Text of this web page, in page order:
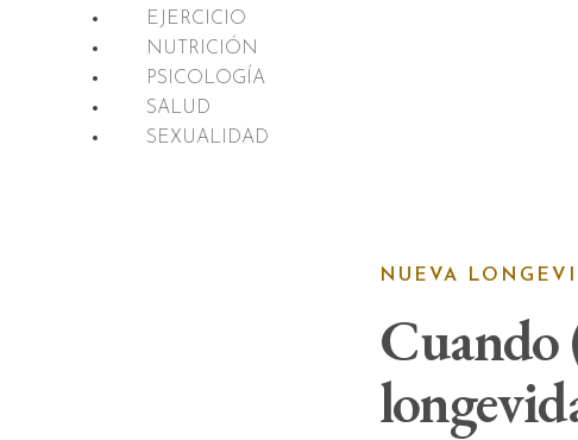
EJERCICIO
NUTRICIÓN
PSICOLOGÍA
SALUD
SEXUALIDAD
NUEVA
Cuando